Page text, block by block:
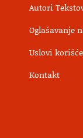
Autori
Oglašavanje
Uslovi
Kontakt